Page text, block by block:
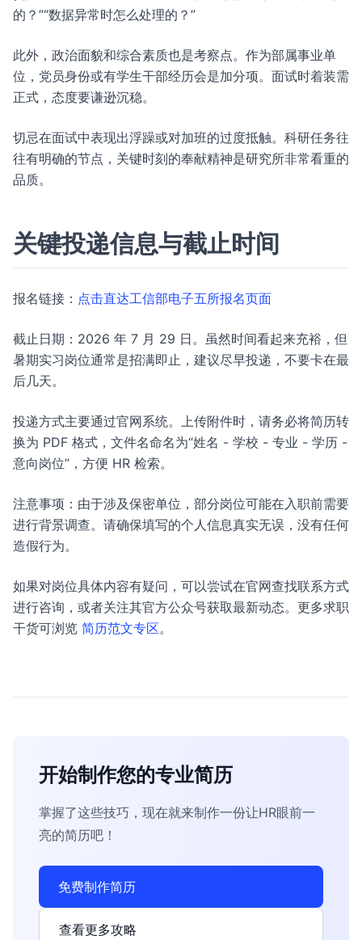
的？”“数据异常时怎么处理的？”
此外，政治面貌和综合素质也是考察点。作为部属事业单
位，党员身份或有学生干部经历会是加分项。面试时着装需
正式，态度要谦逊沉稳。
切忌在面试中表现出浮躁或对加班的过度抵触。科研任务往
往有明确的节点，关键时刻的奉献精神是研究所非常看重的
品质。
关键投递信息与截止时间
报名链接： 点击直达工信部电子五所报名页面
截止日期：2026 年 7 月 29 日。虽然时间看起来充裕，但
暑期实习岗位通常是招满即止，建议尽早投递，不要卡在最
后几天。
投递方式主要通过官网系统。上传附件时，请务必将简历转
换为 PDF 格式，文件名命名为“姓名 - 学校 - 专业 - 学历 -
意向岗位”，方便 HR 检索。
注意事项：由于涉及保密单位，部分岗位可能在入职前需要
进行背景调查。请确保填写的个人信息真实无误，没有任何
造假行为。
如果对岗位具体内容有疑问，可以尝试在官网查找联系方式
进行咨询，或者关注其官方公众号获取最新动态。更多求职
干货可浏览 简历范文专区。
开始制作您的专业简历
掌握了这些技巧，现在就来制作一份让HR眼前一
亮的简历吧！
免费制作简历
查看更多攻略